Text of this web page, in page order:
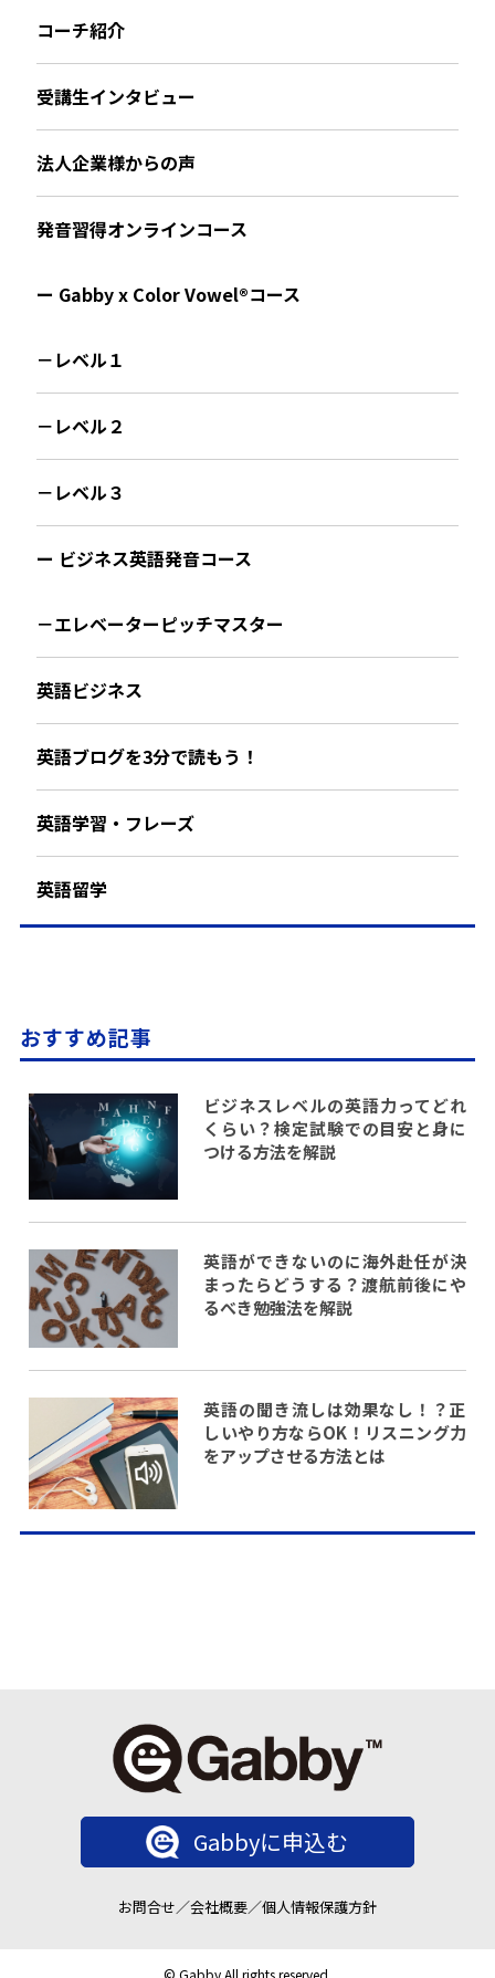
コーチ紹介
受講生インタビュー
法人企業様からの声
発音習得オンラインコース
ー Gabby x Color Vowel®︎コース
－レベル１
－レベル２
－レベル３
ー ビジネス英語発音コース
－エレベーターピッチマスター
英語ビジネス
英語ブログを3分で読もう！
英語学習・フレーズ
英語留学
おすすめ記事
ビジネスレベルの英語力ってどれ
くらい？検定試験での目安と身に
つける方法を解説
英語ができないのに海外赴任が決
まったらどうする？渡航前後にや
るべき勉強法を解説
英語の聞き流しは効果なし！？正
しいやり方ならOK！リスニング力
をアップさせる方法とは
Gabbyに申込む
お問合せ／会社概要／個人情報保護方針